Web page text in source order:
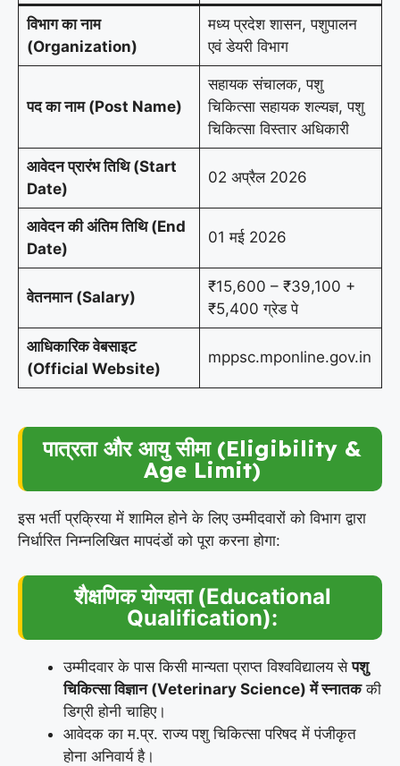
विभाग का नाम
(Organization)
मध्य प्रदेश शासन, पशुपालन
एवं डेयरी विभाग
पद का नाम (Post Name)
सहायक संचालक, पशु
चिकित्सा सहायक शल्यज्ञ, पशु
चिकित्सा विस्तार अधिकारी
आवेदन प्रारंभ तिथि (Start
Date)
02 अप्रैल 2026
आवेदन की अंतिम तिथि (End
Date)
01 मई 2026
वेतनमान (Salary)
₹15,600 – ₹39,100 +
₹5,400 ग्रेड पे
आधिकारिक वेबसाइट
(Official Website)
mppsc.mponline.gov.in
पात्रता और आयु सीमा (Eligibility &
Age Limit)
इस भर्ती प्रक्रिया में शामिल होने के लिए उम्मीदवारों को विभाग द्वारा
निर्धारित निम्नलिखित मापदंडों को पूरा करना होगा:
शैक्षणिक योग्यता (Educational
Qualification):
उम्मीदवार के पास किसी मान्यता प्राप्त विश्वविद्यालय सेपशु
चिकित्सा विज्ञान (Veterinary Science) में स्नातककी
डिग्री होनी चाहिए।
आवेदक का म.प्र. राज्य पशु चिकित्सा परिषद में पंजीकृत
होना अनिवार्य है।